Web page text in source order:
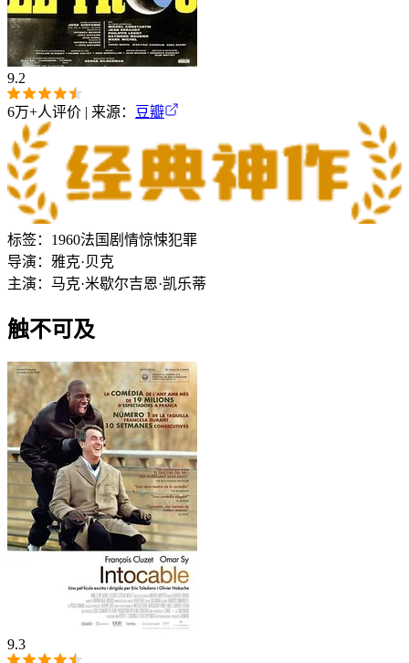
9.2
6万+人评价 | 来源： 豆瓣
标签： 1960法国 剧情惊悚犯罪
导演： 雅克·贝克
主演： 马克·米歇尔吉恩·凯乐蒂
触不可及
9.3